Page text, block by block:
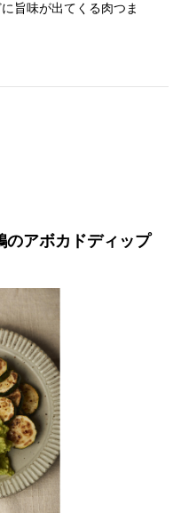
旨味が出てくる肉つま
のアボカドディップ